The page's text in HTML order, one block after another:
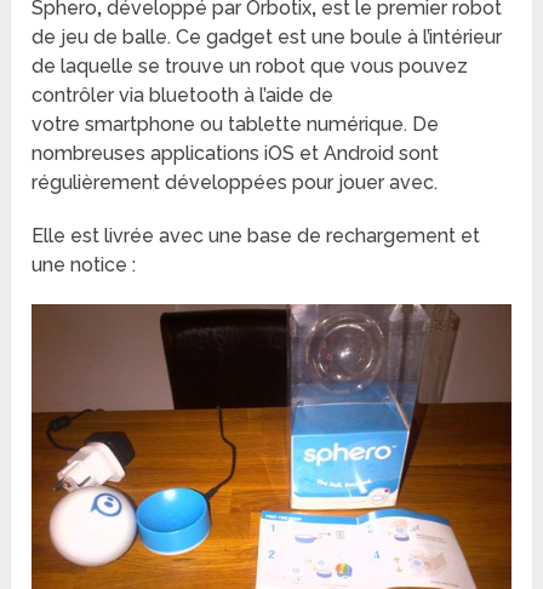
Sphero,développé par Orbotix, est le premier robot
de jeu de balle. Ce gadget est une boule à l’intérieur
de laquelle se trouve un robot que vous pouvez
contrôler via bluetooth à l’aide de
votre smartphone ou tablette numérique. De
nombreuses applications iOS et Android sont
régulièrement développées pour jouer avec.
Elle est livrée avec une base de rechargement et
une notice :